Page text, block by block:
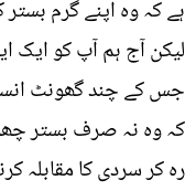
ہے کہ وہ اپنے گرم
لیکن آج ہم آپ کو ایک
جس کے چند گھونٹ
کہ وہ نہ صرف بستر
رہ کر سردی کا مقابلہ